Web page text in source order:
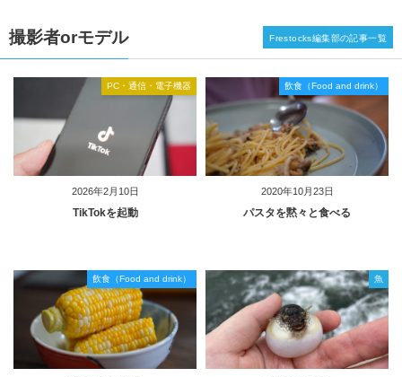
撮影者orモデル
2026年2月10日
PC・通信・電子機器
TikTokを起動
2020年10月23日
飲食（Food and drink）
パスタを黙々と食べる
飲食（Food and drink） 魚
Frestocks編集部の記事一覧